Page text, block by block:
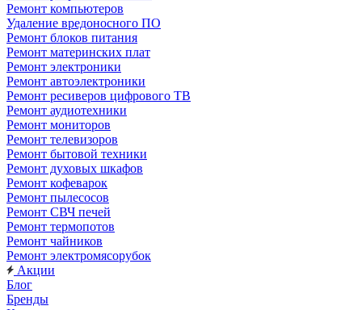
Ремонт компьютеров
Удаление вредоносного ПО
Ремонт блоков питания
Ремонт материнских плат
Ремонт электроники
Ремонт автоэлектроники
Ремонт ресиверов цифрового ТВ
Ремонт аудиотехники
Ремонт мониторов
Ремонт телевизоров
Ремонт бытовой техники
Ремонт духовых шкафов
Ремонт кофеварок
Ремонт пылесосов
Ремонт СВЧ печей
Ремонт термопотов
Ремонт чайников
Ремонт электромясорубок
Акции
Блог
Бренды